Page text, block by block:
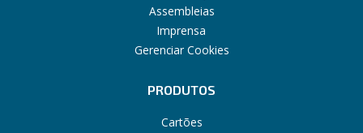
Assembleias
Imprensa
Gerenciar Cookies
PRODUTOS
Cartões